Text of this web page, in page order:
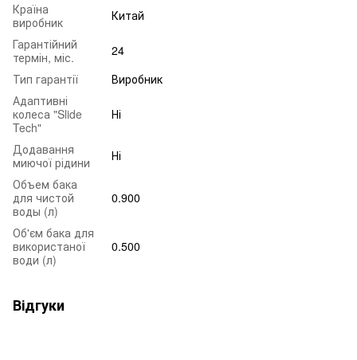
Країна
виробник
Китай
Гарантійний
термін, міс.
24
Тип гарантії
Виробник
Адаптивні
колеса "Slide
Tech"
Ні
Додавання
миючої рідини
Ні
Объем бака
для чистой
воды (л)
0.900
Об'єм бака для
використаної
води (л)
0.500
Відгуки